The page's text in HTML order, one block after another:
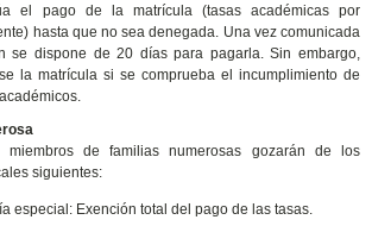
el pago de la matrícula (tasas académicas por
hasta que no sea denegada. Una vez comunicada
se dispone de 20 días para pagarla. Sin embargo,
la matrícula si se comprueba el incumplimiento de
miembros de familias numerosas gozarán de los
siguientes:
especial: Exención total del pago de las tasas.